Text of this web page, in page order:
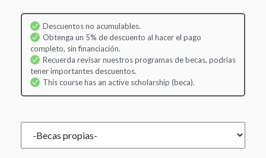
Descuentos no acumulables.
Obtenga un 5% de descuento al hacer el pago
completo, sin financiación.
Recuerda revisar nuestros programas de becas, podrías
tener importantes descuentos.
This course has an active scholarship (beca).